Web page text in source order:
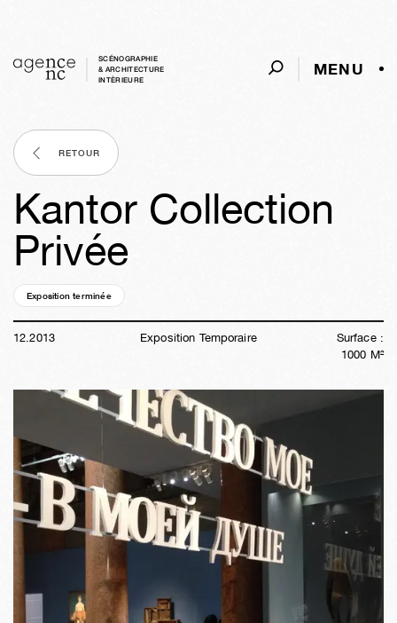
SCÉNOGRAPHIE
& ARCHITECTURE
INTÈRIEURE
MENU
RETOUR
Kantor Collection
Privée
Exposition terminée
12.2013 Exposition Temporaire
Surface :
1000 M²